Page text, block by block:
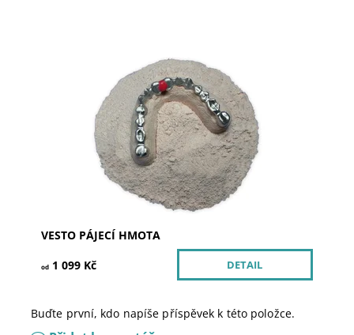
Vesto pájecí hmota Siladent Expanze a kontrakce
pájecí hmoty Vesto nemá žádný vliv na přesnost
zatmelených objektů. Je vhodná pro letování...
Dostupnost:
Skladem u dodavatele
200270
SILADENT
VESTO PÁJECÍ HMOTA
od 1 099 Kč DETAIL
Buďte první, kdo napíše příspěvek k této položce.